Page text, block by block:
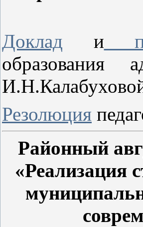
Доклад и
образования
Резолюция
Районный
«Реализация